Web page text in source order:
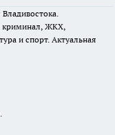
криминал, ЖКХ,
и спорт. Актуальная